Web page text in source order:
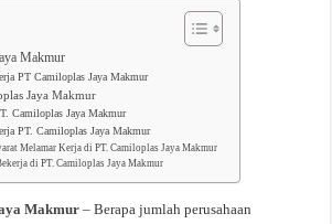
Makmur
PT Camiloplas Jaya Makmur
Jaya Makmur
Camiloplas Jaya Makmur
PT. Camiloplas Jaya Makmur
Melamar Kerja di PT. Camiloplas Jaya Makmur
di PT. Camiloplas Jaya Makmur
Makmur – Berapa jumlah perusahaan